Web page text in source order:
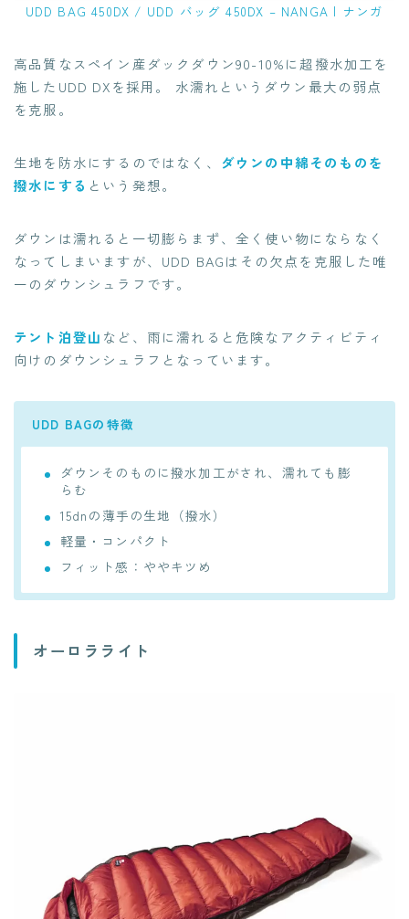
UDD BAG 450DX / UDD バッグ 450DX – NANGA | ナンガ
高品質なスペイン産ダックダウン90-10%に超撥水加工を
施したUDD DXを採用。 水濡れというダウン最大の弱点
を克服。
生地を防水にするのではなく、
ダウンの中綿そのものを
撥水にする という発想。
ダウンは濡れると一切膨らまず、全く使い物にならなく
なってしまいますが、UDD BAGはその欠点を克服した唯
一のダウンシュラフです。
テント泊登山 など、雨に濡れると危険なアクティビティ
向けのダウンシュラフとなっています。
UDD BAGの特徴
ダウンそのものに撥水加工がされ、濡れても膨
らむ
15dnの薄手の生地（撥水）
軽量・コンパクト
フィット感：ややキツめ
オーロラライト